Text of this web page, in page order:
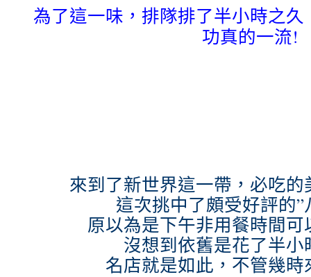
為了這一味，排隊排了半小時之
功真的一流!
來到了新世界這一帶，必吃
這次挑中了頗受好評的”
原以為是下午非用餐時間
沒想到依舊是花了半小
名店就是如此，不管幾